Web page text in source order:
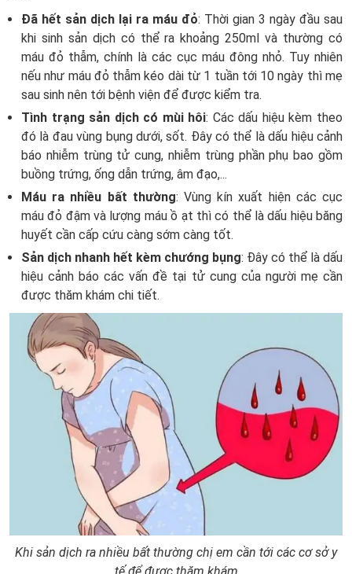
Đã hết sản dịch lại ra máu đỏ: Thời gian 3 ngày đầu sau
khi sinh sản dịch có thể ra khoảng 250ml và thường có
máu đỏ thẫm, chính là các cục máu đông nhỏ. Tuy nhiên
nếu như máu đỏ thẫm kéo dài từ 1 tuần tới 10 ngày thì mẹ
sau sinh nên tới bệnh viện để được kiểm tra.
Tình trạng sản dịch có mùi hôi: Các dấu hiệu kèm theo
đó là đau vùng bụng dưới, sốt. Đây có thể là dấu hiệu cảnh
báo nhiễm trùng tử cung, nhiễm trùng phần phụ bao gồm
buồng trứng, ống dẫn trứng, âm đạo,...
Máu ra nhiều bất thường: Vùng kín xuất hiện các cục
máu đỏ đậm và lượng máu ồ ạt thì có thể là dấu hiệu băng
huyết cần cấp cứu càng sớm càng tốt.
Sản dịch nhanh hết kèm chướng bụng: Đây có thể là dấu
hiệu cảnh báo các vấn đề tại tử cung của người mẹ cần
được thăm khám chi tiết.
Khi sản dịch ra nhiều bất thường chị em cần tới các cơ sở y